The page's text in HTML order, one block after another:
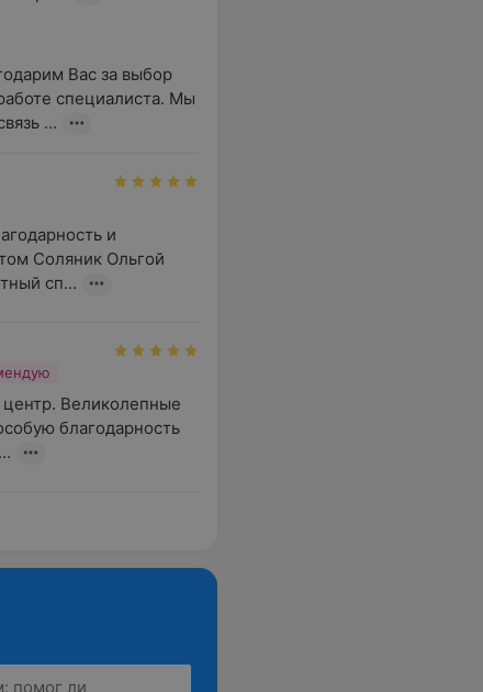
Вас за выбор
специалиста. Мы
...
и
Соляник Ольгой
сп...
Великолепные
благодарность